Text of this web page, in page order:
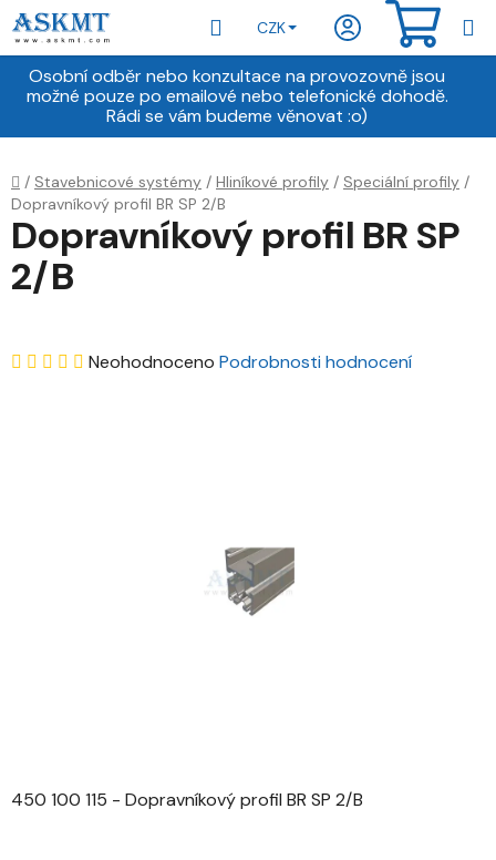
Přejít
na
obsah
Osobní odběr nebo konzultace na provozovně jsou
možné pouze po emailové nebo telefonické dohodě.
Rádi se vám budeme věnovat :o)
Hledat
CZK
Domů
/ Stavebnicové systémy / Hliníkové profily / Speciální profily /
Dopravníkový profil BR SP 2/B
450 100 115 - Dopravníkový profil BR SP 2/B
Dopravníkový profil BR SP
2/B
Průměrné
Neohodnoceno Podrobnosti hodnocení